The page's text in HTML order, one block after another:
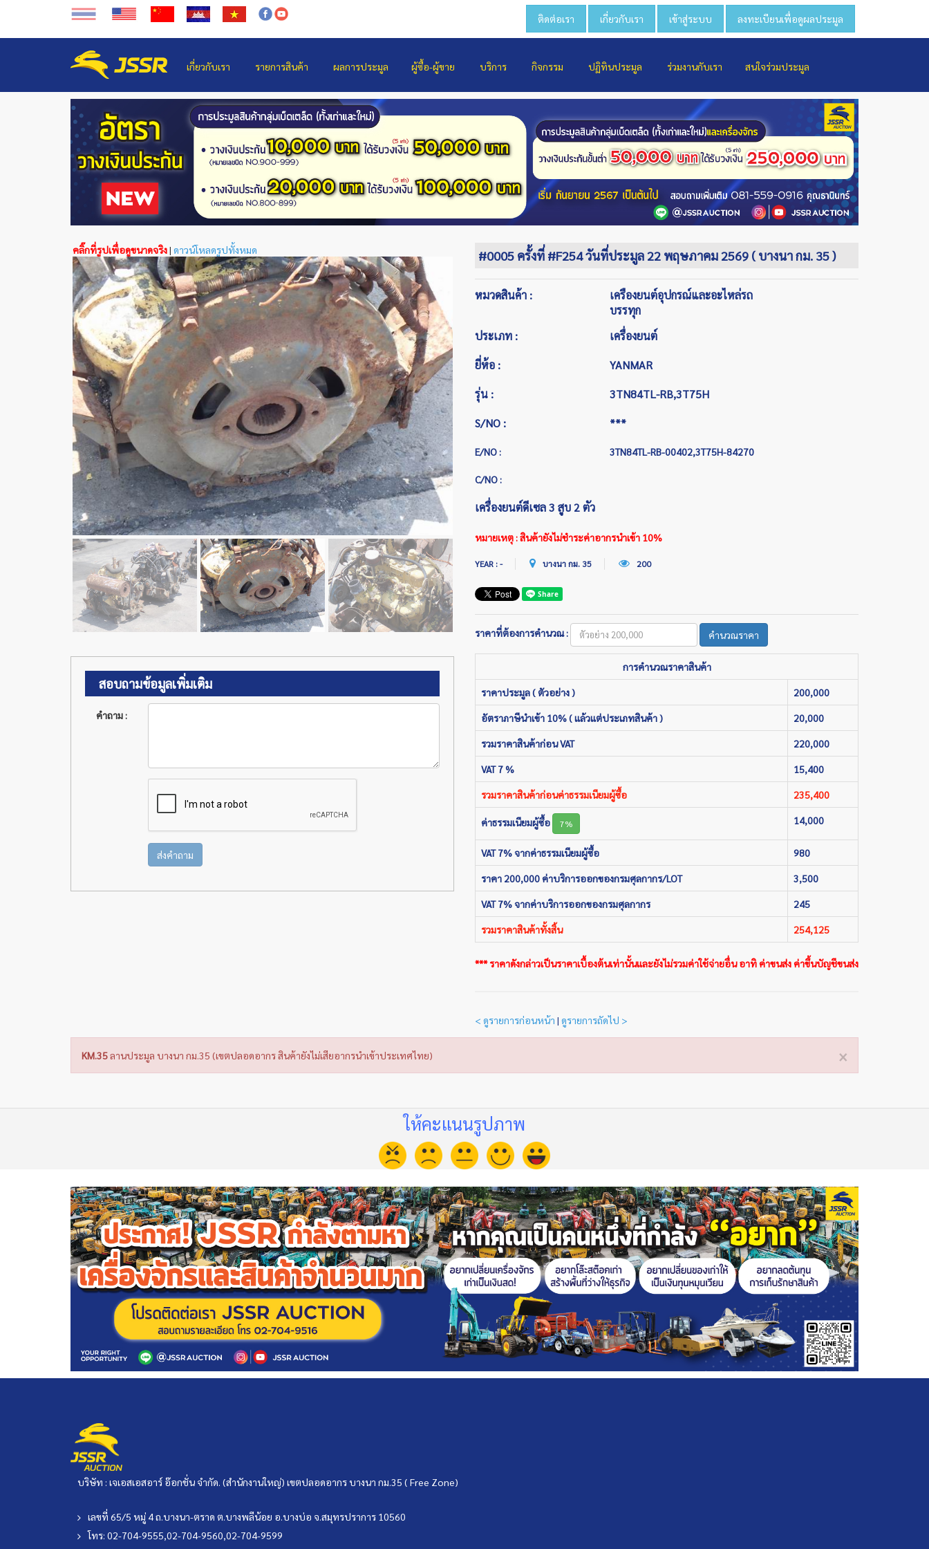
ติดต่อเรา เกี่ยวกับเรา เข้าสู่ระบบ ลงทะเบียนเพื่อดูผลประมูล
เกี่ยวกับเรา รายการสินค้า ผลการประมูล ผู้ซื้อ-ผู้ขาย บริการ กิจกรรม ปฏิทินประมูล ร่วมงานกับเรา สนใจร่วมประมูล
คลิ๊กที่รูปเพื่อดูขนาดจริง| ดาวน์โหลดรูปทั้งหมด
สอบถามข้อมูลเพิ่มเติม
คำถาม :
ส่งคำถาม
#0005 ครั้งที่ #F254 วันที่ประมูล 22 พฤษภาคม 2569 ( บางนา กม. 35 )
หมวดสินค้า :
เครื่องยนต์อุปกรณ์และอะไหล่รถ
บรรทุก
ประเภท :
เครื่องยนต์
ยี่ห้อ :
YANMAR
รุ่น :
3TN84TL-RB,3T75H
S/NO :
***
E/NO : 3TN84TL-RB-00402,3T75H-84270
C/NO :
เครื่องยนต์ดีเซล 3 สูบ 2 ตัว
หมายเหตุ : สินค้ายังไม่ชำระค่าอากรนำเข้า 10%
YEAR : - บางนา กม. 35 200
ราคาที่ต้องการคำนวณ : คำนวณราคา
การคำนวณราคาสินค้า
ราคาประมูล ( ตัวอย่าง ) 200,000
อัตราภาษีนำเข้า 10% ( แล้วแต่ประเภทสินค้า ) 20,000
รวมราคาสินค้าก่อน VAT 220,000
VAT 7 % 15,400
รวมราคาสินค้าก่อนค่าธรรมเนียมผู้ซื้อ 235,400
ค่าธรรมเนียมผู้ซื้อ 7% 14,000
VAT 7% จากค่าธรรมเนียมผู้ซื้อ 980
ราคา 200,000 ค่าบริการออกของกรมศุลกากร/LOT 3,500
VAT 7% จากค่าบริการออกของกรมศุลกากร 245
รวมราคาสินค้าทั้งสิ้น 254,125
*** ราคาดังกล่าวเป็นราคาเบื้องต้นเท่านั้นและยังไม่รวมค่าใช้จ่ายอื่น อาทิ ค่าขนส่ง ค่าขึ้นบัญชีขนส่ง
< ดูรายการก่อนหน้า | ดูรายการถัดไป >
×
KM.35ลานประมูล บางนา กม.35 (เขตปลอดอากร สินค้ายังไม่เสียอากรนำเข้าประเทศไทย)
ให้คะแนนรูปภาพ
บริษัท : เจเอสเอสอาร์ อ๊อกชั่น จำกัด. (สำนักงานใหญ่) เขตปลอดอากร บางนา กม.35 ( Free Zone)
เลขที่ 65/5 หมู่ 4 ถ.บางนา-ตราด ต.บางพลีน้อย อ.บางบ่อ จ.สมุทรปราการ 10560
โทร: 02-704-9555,02-704-9560,02-704-9599